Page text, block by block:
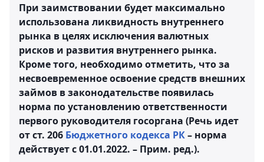
При заимствовании будет максимально
использована ликвидность внутреннего
рынка в целях исключения валютных
рисков и развития внутреннего рынка.
Кроме того, необходимо отметить, что за
несвоевременное освоение средств внешних
займов в законодательстве появилась
норма по установлению ответственности
первого руководителя госоргана (Речь идет
от ст. 206 Бюджетного кодекса РК– норма
действует с 01.01.2022. – Прим. ред.).